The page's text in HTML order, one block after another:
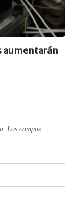
aumentarán
Los campos